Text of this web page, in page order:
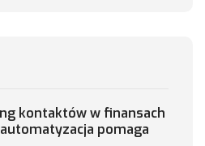
kontaktów w finansach
pomaga